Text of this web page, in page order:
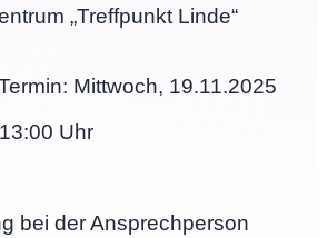
„Treffpunkt Linde“
Mittwoch, 19.11.2025
Uhr
bei der Ansprechperson